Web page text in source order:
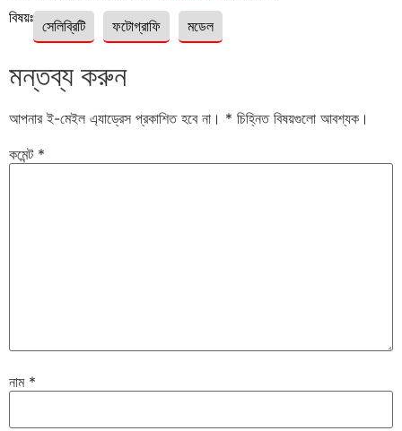
বিষয়ঃ সেলিব্রিটি ফটোগ্রাফি মডেল
মন্তব্য করুন
আপনার ই-মেইল এ্যাড্রেস প্রকাশিত হবে না। * চিহ্নিত বিষয়গুলো আবশ্যক।
কমেন্ট *
নাম *